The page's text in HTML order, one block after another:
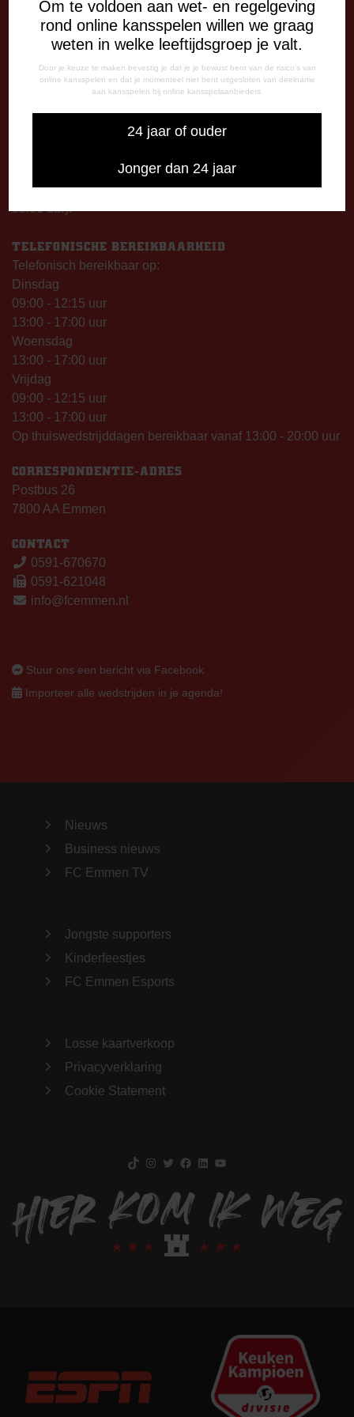
Om te voldoen aan wet- en regelgeving
rond online kansspelen willen we graag
weten in welke leeftijdsgroep je valt.
Door je keuze te maken bevestig je dat je je bewust bent van de risico's van
online kansspelen en dat je momenteel niet bent uitgesloten van deelname
aan kansspelen bij online kansspelaanbieders.
24 jaar of ouder
Jonger dan 24 jaar
Stadionplein 1
7825 SG Emmen
OPENINGSTIJDEN
De Oude Meerdijk
Maandag: 09.00 – 17.00 uur
Op thuiswedstrijddagen geopend vanaf 13.00 uur (i.p.v.
09.00 uur).
TELEFONISCHE BEREIKBAARHEID
Telefonisch bereikbaar op:
Dinsdag
09:00 - 12:15 uur
13:00 - 17:00 uur
Woensdag
13:00 - 17:00 uur
Vrijdag
09:00 - 12:15 uur
13:00 - 17:00 uur
Op thuiswedstrijddagen bereikbaar vanaf 13:00 - 20:00 uur
CORRESPONDENTIE-ADRES
Postbus 26
7800 AA Emmen
CONTACT
0591-670670
0591-621048
info@fcemmen.nl
Stuur ons een bericht via Facebook
Importeer alle wedstrijden in je agenda!
Nieuws
Business nieuws
FC Emmen TV
Jongste supporters
Kinderfeestjes
FC Emmen Esports
Losse kaartverkoop
Privacyverklaring
Cookie Statement